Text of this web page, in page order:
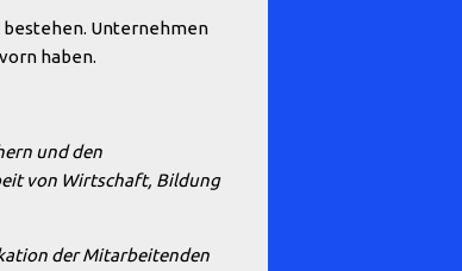
Unternehmen
haben.
und den
von Wirtschaft, Bildung
der Mitarbeitenden